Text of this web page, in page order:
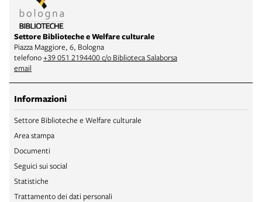
Settore Biblioteche e Welfare culturale
Piazza Maggiore, 6, Bologna
telefono+39 051 2194400 c/o Biblioteca Salaborsa
email
Informazioni
Settore Biblioteche e Welfare culturale
Area stampa
Documenti
Seguici sui social
Statistiche
Trattamento dei dati personali